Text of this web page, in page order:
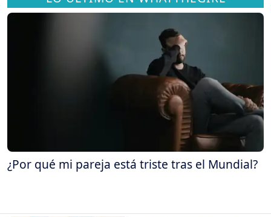
¿Por qué mi pareja está triste tras el Mundial?